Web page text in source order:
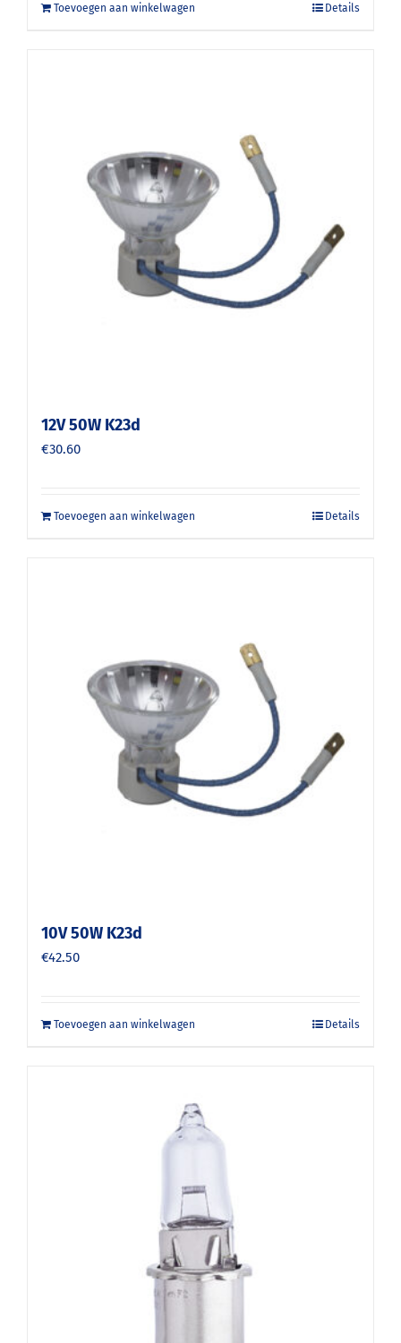
Toevoegen aan winkelwagen Details
12V 50W K23d
€30.60
Toevoegen aan winkelwagen Details
10V 50W K23d
€42.50
Toevoegen aan winkelwagen Details